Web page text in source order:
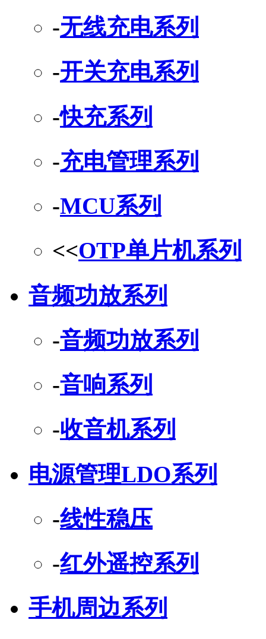
-无线充电系列
-开关充电系列
-快充系列
-充电管理系列
-MCU系列
<<OTP单片机系列
音频功放系列
-音频功放系列
-音响系列
-收音机系列
电源管理LDO系列
-线性稳压
-红外遥控系列
手机周边系列